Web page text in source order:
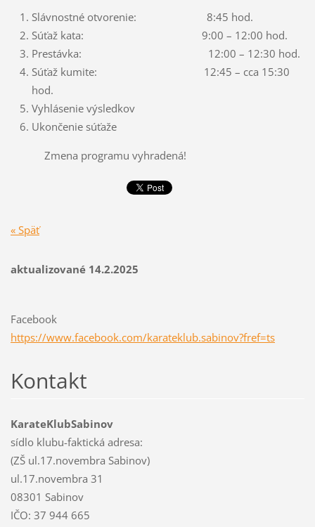
Slávnostné otvorenie: 8:45 hod.
Súťaž kata: 9:00 – 12:00 hod.
Prestávka: 12:00 – 12:30 hod.
Súťaž kumite: 12:45 – cca 15:30
hod.
Vyhlásenie výsledkov
Ukončenie súťaže
Zmena programu vyhradená!
« Späť
aktualizované 14.2.2025
Facebook
https://www.facebook.com/karateklub.sabinov?fref=ts
Kontakt
KarateKlubSabinov
sídlo klubu-faktická adresa:
(ZŠ ul.17.novembra Sabinov)
ul.17.novembra 31
08301 Sabinov
IČO: 37 944 665